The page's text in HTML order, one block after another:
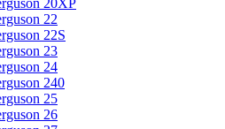
20XP
22
22S
23
24
240
25
26